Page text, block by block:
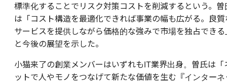
標準化することでリスク対策コストを削減するという。曽
は「コスト構造を最適化できれば事業の幅も広がる。良質
サービスを提供しながら価格的な強みで市場を独占できる
と今後の展望を示した。
小猫来了の創業メンバーはいずれもIT業界出身。曽氏は「
ットで人やモノをつなげて新たな価値を生む『インターネ